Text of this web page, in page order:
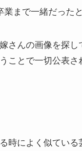
まで一緒だった
さんの画像を探し
ことで一切公表さ
時によく似ている